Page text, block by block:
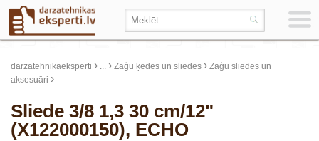
darzatehnikaeksperti › ... › Zāģu ķēdes un sliedes › Zāģu sliedes un
aksesuāri ›
Sliede 3/8 1,3 30 cm/12"
(X122000150), ECHO